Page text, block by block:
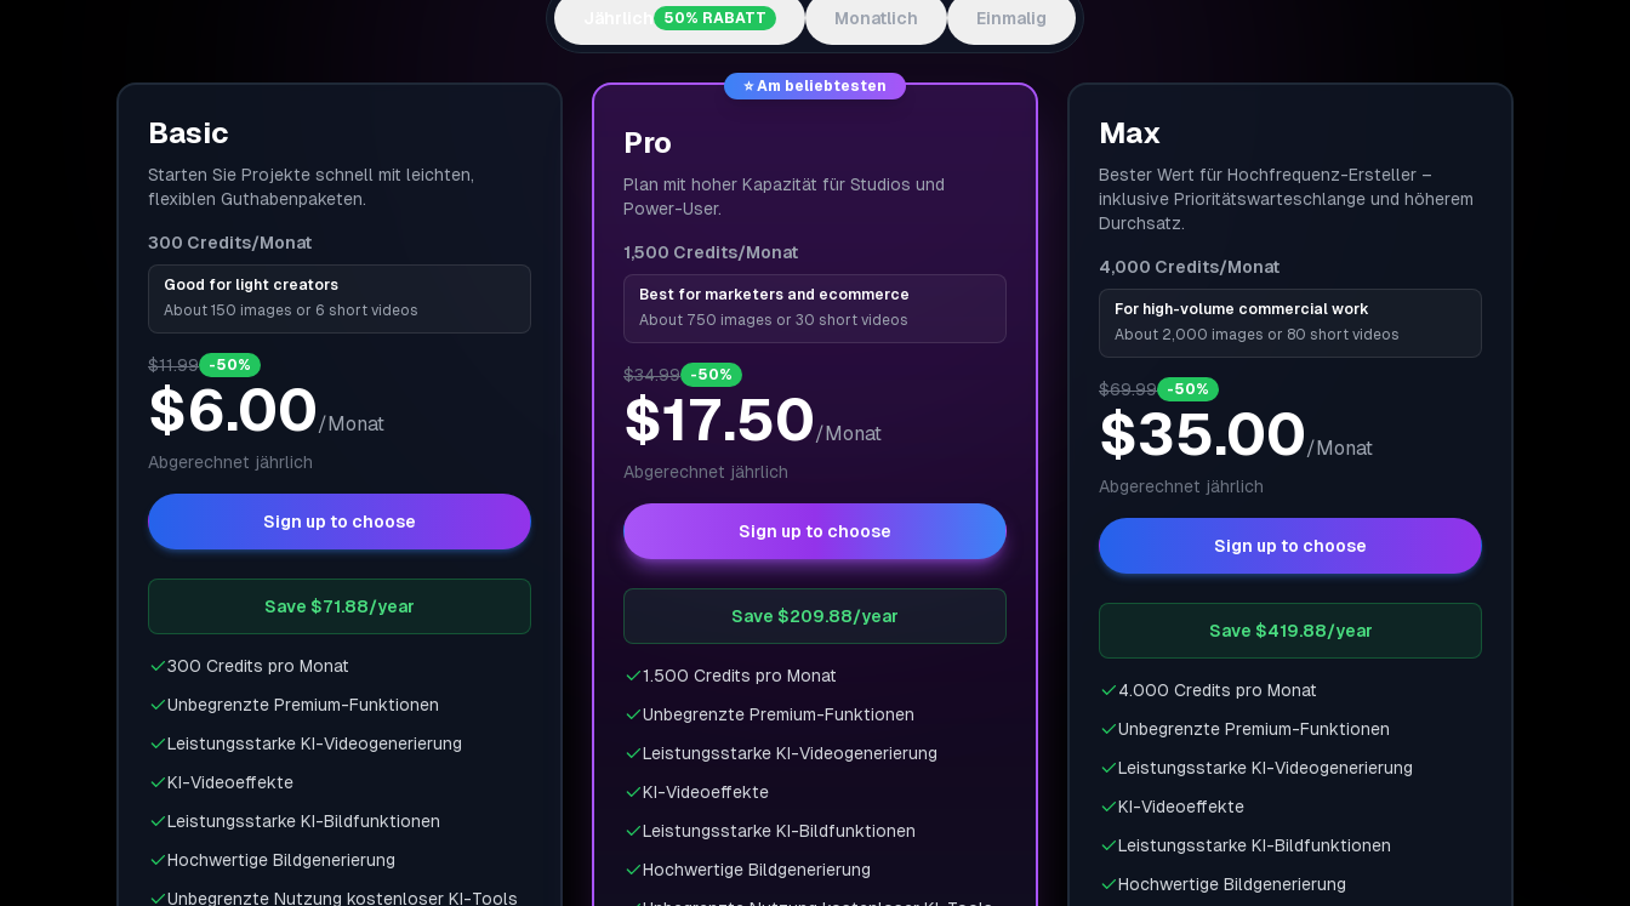
50% RABATT Monatlich Einmalig
Basic
Starten Sie Projekte schnell mit leichten,
flexiblen Guthabenpaketen.
300 Credits/Monat
Good for light creators
About 150 images or 6 short videos
$11.99 -50%
$6.00/Monat
Abgerechnet jährlich
Sign up to choose
Save $71.88/year
300 Credits pro Monat
Unbegrenzte Premium-Funktionen
Leistungsstarke KI-Videogenerierung
KI-Videoeffekte
Leistungsstarke KI-Bildfunktionen
Hochwertige Bildgenerierung
Unbegrenzte Nutzung kostenloser KI-Tools
⭐Am beliebtesten
Pro
Plan mit hoher Kapazität für Studios und
Power-User.
1,500 Credits/Monat
Best for marketers and ecommerce
About 750 images or 30 short videos
$34.99 -50%
$17.50/Monat
Abgerechnet jährlich
Sign up to choose
Save $209.88/year
1.500 Credits pro Monat
Unbegrenzte Premium-Funktionen
Leistungsstarke KI-Videogenerierung
KI-Videoeffekte
Leistungsstarke KI-Bildfunktionen
Hochwertige Bildgenerierung
Max
Bester Wert für Hochfrequenz-Ersteller –
inklusive Prioritätswarteschlange und höherem
Durchsatz.
4,000 Credits/Monat
For high-volume commercial work
About 2,000 images or 80 short videos
$69.99 -50%
$35.00/Monat
Abgerechnet jährlich
Sign up to choose
Save $419.88/year
4.000 Credits pro Monat
Unbegrenzte Premium-Funktionen
Leistungsstarke KI-Videogenerierung
KI-Videoeffekte
Leistungsstarke KI-Bildfunktionen
Hochwertige Bildgenerierung